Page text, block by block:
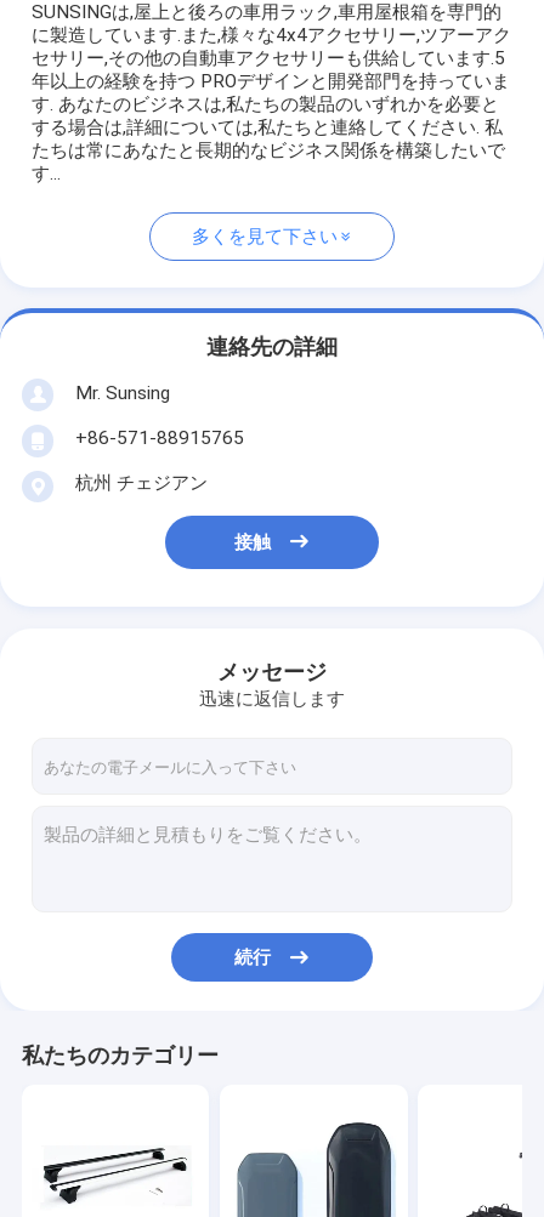
SUNSINGは,屋上と後ろの車用ラック,車用屋根箱を専門的
に製造しています.また,様々な4x4アクセサリー,ツアーアク
セサリー,その他の自動車アクセサリーも供給しています.5
年以上の経験を持つ PROデザインと開発部門を持っていま
す. あなたのビジネスは,私たちの製品のいずれかを必要と
する場合は,詳細については,私たちと連絡してください. 私
たちは常にあなたと長期的なビジネス関係を構築したいで
す...
多くを見て下さい
連絡先の詳細
Mr. Sunsing
+86-571-88915765
杭州 チェジアン
接触
メッセージ
迅速に返信します
続行
私たちのカテゴリー